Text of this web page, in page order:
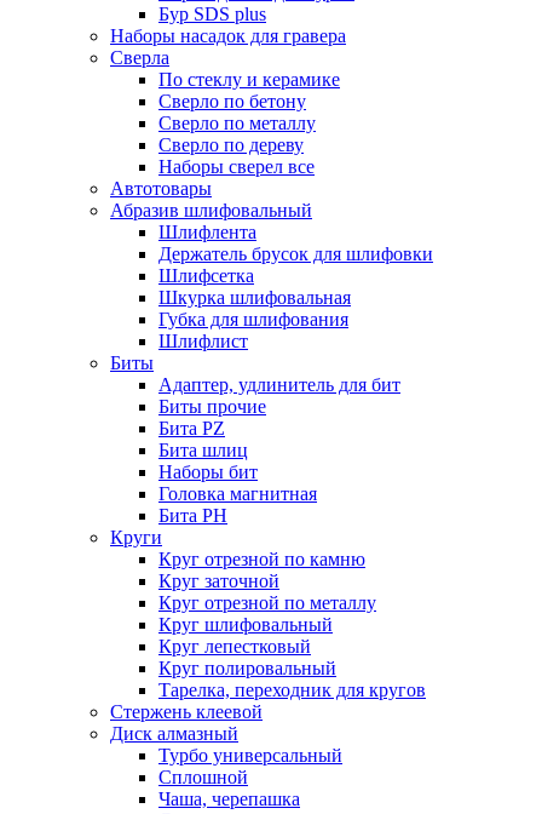
Бур SDS plus
Наборы насадок для гравера
Сверла
По стеклу и керамике
Сверло по бетону
Сверло по металлу
Сверло по дереву
Наборы сверел все
Автотовары
Абразив шлифовальный
Шлифлента
Держатель брусок для шлифовки
Шлифсетка
Шкурка шлифовальная
Губка для шлифования
Шлифлист
Биты
Адаптер, удлинитель для бит
Биты прочие
Бита PZ
Бита шлиц
Наборы бит
Головка магнитная
Бита PH
Круги
Круг отрезной по камню
Круг заточной
Круг отрезной по металлу
Круг шлифовальный
Круг лепестковый
Круг полировальный
Тарелка, переходник для кругов
Стержень клеевой
Диск алмазный
Турбо универсальный
Сплошной
Чаша, черепашка